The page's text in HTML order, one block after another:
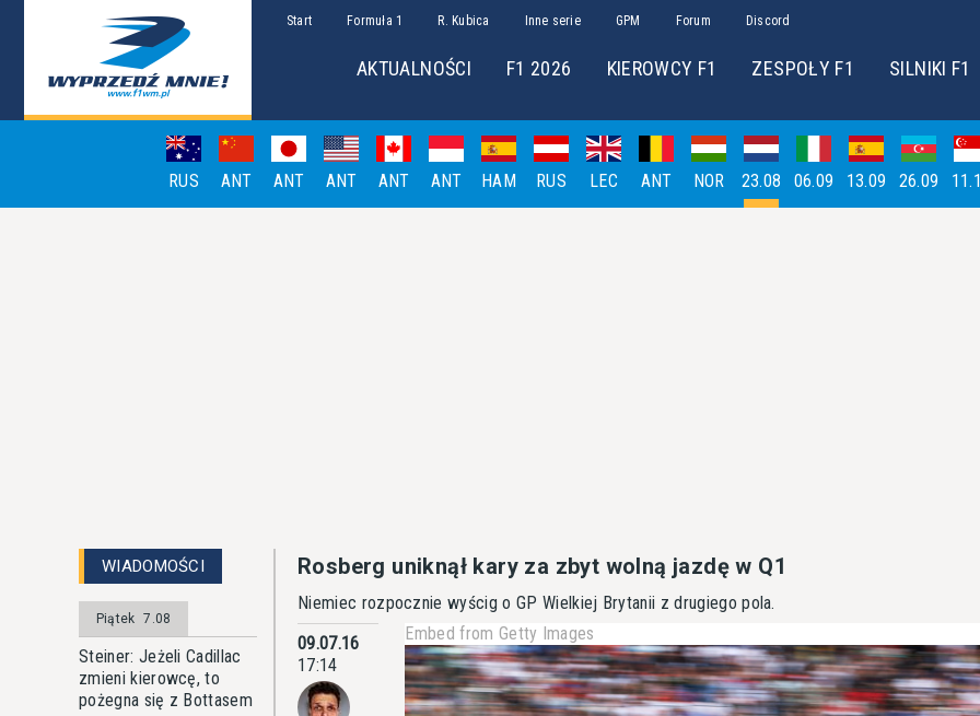
Start Formuła 1 R. Kubica Inne serie GPM Forum Discord
AKTUALNOŚCI F1 2026 KIEROWCY F1 ZESPOŁY F1 SILNIKI F1
RUS ANT ANT ANT ANT ANT HAM RUS LEC ANT NOR 23.08 06.09 13.09 26.09
WIADOMOŚCI
Piątek 7.08
Steiner: Jeżeli Cadillac
zmieni kierowcę, to
pożegna się z Bottasem
Rosberg uniknął kary za zbyt wolną jazdę w Q1
Niemiec rozpocznie wyścig o GP Wielkiej Brytanii z drugiego pola.
09.07.16
17:14
Embed from Getty Images